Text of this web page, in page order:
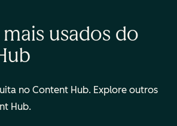
usados do
no Content Hub. Explore outros
Hub.